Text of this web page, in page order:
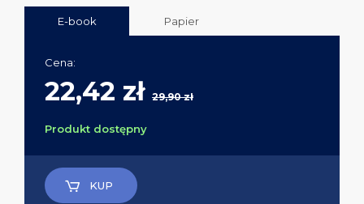
E-book Papier
Cena:
22,42 zł 29,90 zł
Produkt dostępny
KUP